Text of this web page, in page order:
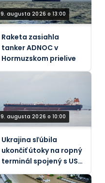
9. augusta 2026 o 13:00
Raketa zasiahla
tanker ADNOC v
Hormuzskom prielive
9. augusta 2026 o 10:00
Ukrajina sľúbila
ukončiť útoky na ropný
terminál spojený s USA
– Bloomberg